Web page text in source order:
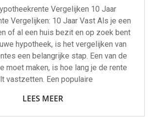
Vergelijken 10 Jaar
Vergelijken: 10 Jaar Vast Als je een
of al een huis bezit en op zoek bent
hypotheek, is het vergelijken van
een belangrijke stap. Een van de
moet maken, is hoe lang je de rente
vastzetten. Een populaire
LEES MEER